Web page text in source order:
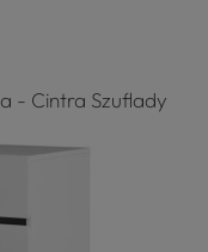
- Cintra Szuflady